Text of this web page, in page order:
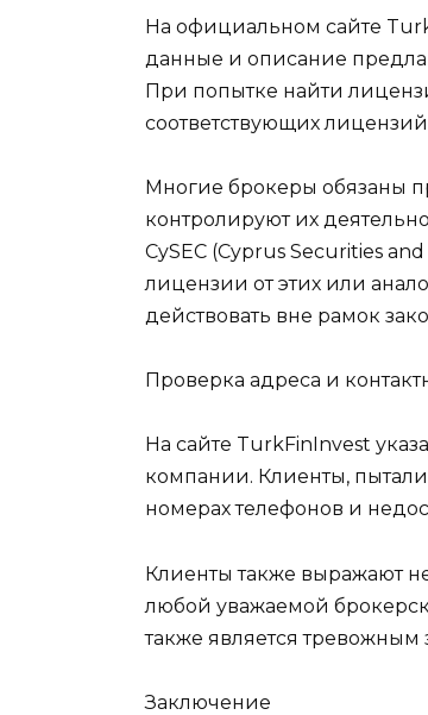
На официальном сайте
данные и описание
При попытке найти
соответствующих
Многие брокеры обязаны
контролируют их
CySEC (Cyprus Securities
лицензии от этих или
действовать вне рамок
Проверка адреса и
На сайте TurkFinInvest
компании. Клиенты,
номерах телефонов и
Клиенты также выражают
любой уважаемой
также является тревожным
Заключение